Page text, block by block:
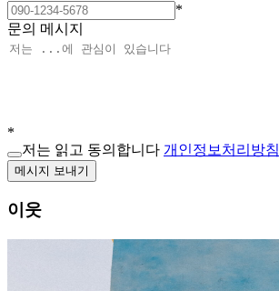
*
문의 메시지
*
저는 읽고 동의합니다 개인정보처리방침
메시지 보내기
이웃